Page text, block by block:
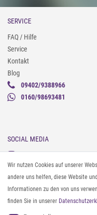
SERVICE
FAQ / Hilfe
Service
Kontakt
Blog
09402/9388966
0160/98693481
SOCIAL MEDIA
Instagram
Facebook
Pinterest
Twitter
Youtube
Wir nutzen Cookies auf unserer
andere uns helfen, diese Website
Informationen zu den von uns
finden Sie in unserer